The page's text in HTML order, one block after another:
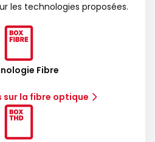
les technologies proposées.
Fibre
sur la fibre optique